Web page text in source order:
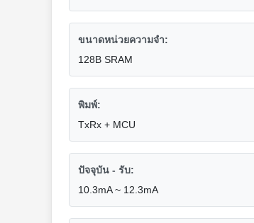
ขนาดหน่วยความจำ:
128B SRAM
พิมพ์:
TxRx + MCU
ปัจจุบัน - รับ:
10.3mA ~ 12.3mA